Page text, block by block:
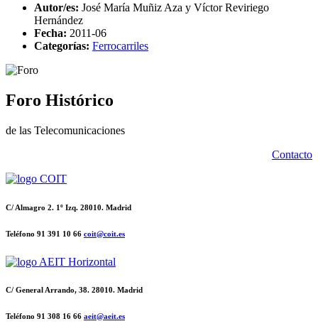
Autor/es: José María Muñiz Aza y Víctor Reviriego
Hernández
Fecha: 2011-06
Categorías: Ferrocarriles
Foro Histórico
de las Telecomunicaciones
Contacto
C/ Almagro 2. 1º Izq. 28010. Madrid
Teléfono 91 391 10 66 coit@coit.es
C/ General Arrando, 38. 28010. Madrid
Teléfono 91 308 16 66 aeit@aeit.es